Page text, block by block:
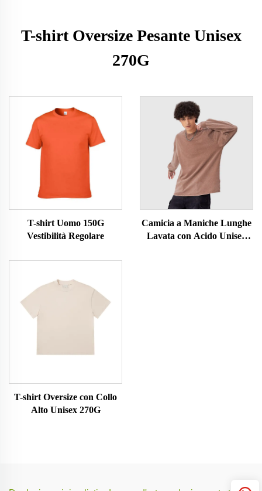
T-shirt Oversize Pesante Unisex
270G
T-shirt Uomo 150G
Vestibilità Regolare
Camicia a Maniche Lunghe
Lavata con Acido Unisex
T-shirt Oversize con Collo
Alto Unisex 270G